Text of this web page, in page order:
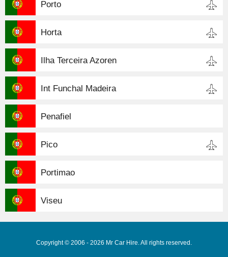
Porto
Horta
Ilha Terceira Azoren
Int Funchal Madeira
Penafiel
Pico
Portimao
Viseu
Copyright © 2006 - 2026 Mr Car Hire. All rights reserved.